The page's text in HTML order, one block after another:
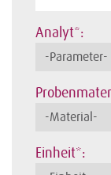
Analyt*:
Einheit*: